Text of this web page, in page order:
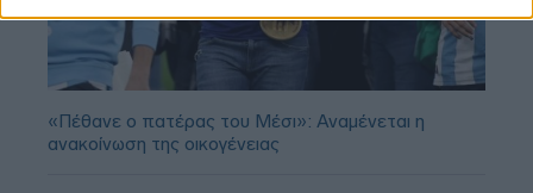
«Πέθανε ο πατέρας του Μέσι»: Αναμένεται η
ανακοίνωση της οικογένειας